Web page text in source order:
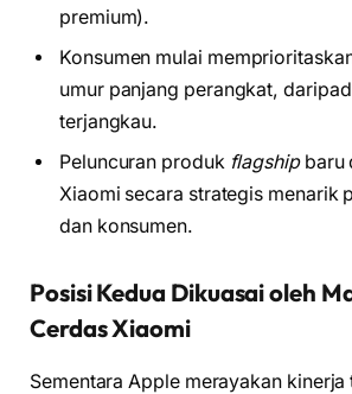
premium).
Konsumen mulai
umur panjang perangkat,
terjangkau.
Peluncuran produk flagshipbaru
Xiaomi secara strategis menarik
dan konsumen.
Posisi Kedua Dikuasai oleh
Cerdas Xiaomi
Sementara Apple merayakan kinerja